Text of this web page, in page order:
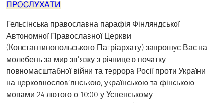
ПРОСЛУХАТИ
Гельсінська православна парафія Фінляндської
Автономної Православної Церкви
(Константинопольського Патріархату) запрошує Вас на
молебень за мир зв’язку з річницею початку
повномасштабної війни та террора Росії проти України
на церковнослов’янською, українською та фінською
мовами 24 лютого о 10:00 у Успенському